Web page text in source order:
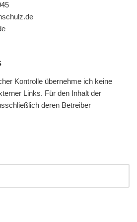
Kontrolle übernehme ich keine
Links. Für den Inhalt der
deren Betreiber